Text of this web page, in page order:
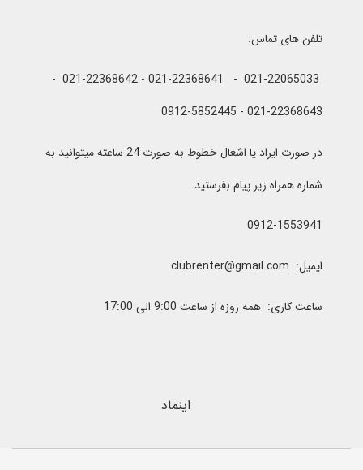
تلفن های تماس:
021-22065033 - 021-22368641 - 021-22368642 -
021-22368643 - 0912-5852445
در صورت ایراد یا اشغال خطوط به صورت 24 ساعته میتوانید به
شماره همراه زیر پیام بفرستید.
0912-1553941
ایمیل: clubrenter@gmail.com
ساعت کاری: همه روزه از ساعت 9:00 الی 17:00
اینماد